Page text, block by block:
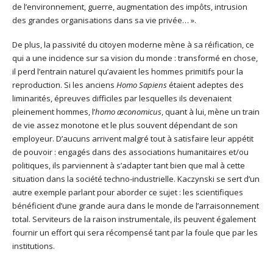
de l’environnement, guerre, augmentation des impôts, intrusion
des grandes organisations dans sa vie privée… ».
De plus, la passivité du citoyen moderne mène à sa réification, ce
qui a une incidence sur sa vision du monde : transformé en chose,
il perd l’entrain naturel qu’avaient les hommes primitifs pour la
reproduction. Si les anciens Homo Sapiensétaient adeptes des
liminarités, épreuves difficiles par lesquelles ils devenaient
pleinement hommes, l’homo æconomicus, quant à lui, mène un train
de vie assez monotone et le plus souvent dépendant de son
employeur. D’aucuns arrivent malgré tout à satisfaire leur appétit
de pouvoir : engagés dans des associations humanitaires et/ou
politiques, ils parviennent à s’adapter tant bien que mal à cette
situation dans la société techno-industrielle. Kaczynski se sert d’un
autre exemple parlant pour aborder ce sujet : les scientifiques
bénéficient d’une grande aura dans le monde de l’arraisonnement
total. Serviteurs de la raison instrumentale, ils peuvent également
fournir un effort qui sera récompensé tant par la foule que par les
institutions.